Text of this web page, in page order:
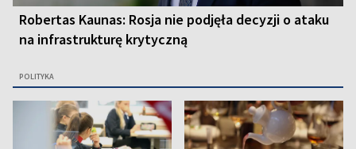
Robertas Kaunas: Rosja nie podjęła decyzji o ataku
na infrastrukturę krytyczną
POLITYKA